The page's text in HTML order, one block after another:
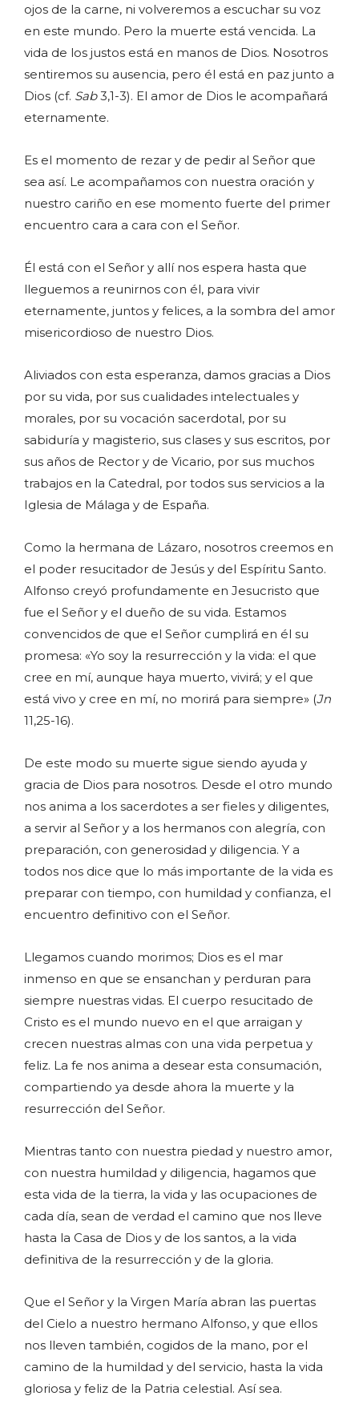
ojos de la carne, ni volveremos a escuchar su voz
en este mundo. Pero la muerte está vencida. La
vida de los justos está en manos de Dios. Nosotros
sentiremos su ausencia, pero él está en paz junto a
Dios (cf. Sab3,1-3). El amor de Dios le acompañará
eternamente.
Es el momento de rezar y de pedir al Señor que
sea así. Le acompañamos con nuestra oración y
nuestro cariño en ese momento fuerte del primer
encuentro cara a cara con el Señor.
Él está con el Señor y allí nos espera hasta que
lleguemos a reunirnos con él, para vivir
eternamente, juntos y felices, a la sombra del amor
misericordioso de nuestro Dios.
Aliviados con esta esperanza, damos gracias a Dios
por su vida, por sus cualidades intelectuales y
morales, por su vocación sacerdotal, por su
sabiduría y magisterio, sus clases y sus escritos, por
sus años de Rector y de Vicario, por sus muchos
trabajos en la Catedral, por todos sus servicios a la
Iglesia de Málaga y de España.
Como la hermana de Lázaro, nosotros creemos en
el poder resucitador de Jesús y del Espíritu Santo.
Alfonso creyó profundamente en Jesucristo que
fue el Señor y el dueño de su vida. Estamos
convencidos de que el Señor cumplirá en él su
promesa: «Yo soy la resurrección y la vida: el que
cree en mí, aunque haya muerto, vivirá; y el que
está vivo y cree en mí, no morirá para siempre» (Jn
11,25-16).
De este modo su muerte sigue siendo ayuda y
gracia de Dios para nosotros. Desde el otro mundo
nos anima a los sacerdotes a ser fieles y diligentes,
a servir al Señor y a los hermanos con alegría, con
preparación, con generosidad y diligencia. Y a
todos nos dice que lo más importante de la vida es
preparar con tiempo, con humildad y confianza, el
encuentro definitivo con el Señor.
Llegamos cuando morimos; Dios es el mar
inmenso en que se ensanchan y perduran para
siempre nuestras vidas. El cuerpo resucitado de
Cristo es el mundo nuevo en el que arraigan y
crecen nuestras almas con una vida perpetua y
feliz. La fe nos anima a desear esta consumación,
compartiendo ya desde ahora la muerte y la
resurrección del Señor.
Mientras tanto con nuestra piedad y nuestro amor,
con nuestra humildad y diligencia, hagamos que
esta vida de la tierra, la vida y las ocupaciones de
cada día, sean de verdad el camino que nos lleve
hasta la Casa de Dios y de los santos, a la vida
definitiva de la resurrección y de la gloria.
Que el Señor y la Virgen María abran las puertas
del Cielo a nuestro hermano Alfonso, y que ellos
nos lleven también, cogidos de la mano, por el
camino de la humildad y del servicio, hasta la vida
gloriosa y feliz de la Patria celestial. Así sea.